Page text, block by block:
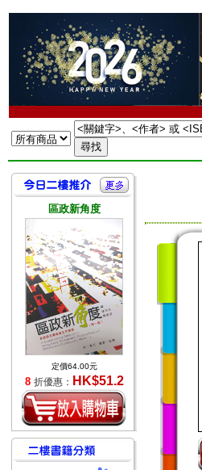
區政新角度
定價64.00元
8 折優惠： HK$51.2